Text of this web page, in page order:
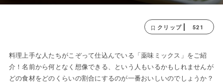
クリップ 521
料理上手な人たちがこぞって仕込んでいる「薬味ミックス」をご紹
介！名前から何となく想像できる、という人もいるかもしれませんが
どの食材をどのくらいの割合にするのが一番おいしいのでしょうか？